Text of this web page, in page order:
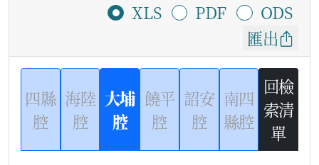
XLS
PDF
ODS
匯出
四縣
腔
海陸
腔
大埔
腔
饒平
腔
詔安
腔
南四
縣腔
回檢
索清
單